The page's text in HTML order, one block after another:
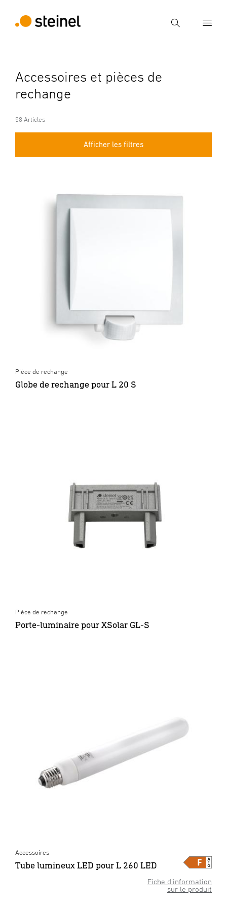
Recherche
Recherche
Accessoires et pièces de
rechange
58 Articles
Afficher les filtres
Pièce de rechange
Globe de rechange pour L 20 S
Pièce de rechange
Porte-luminaire pour XSolar GL-S
Fiche d’information
sur le produit
Accessoires
Tube lumineux LED pour L 260 LED